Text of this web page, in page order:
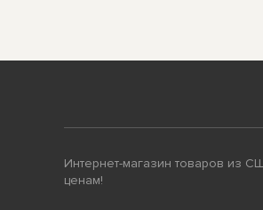
Интернет-магазин товаров из
ценам!